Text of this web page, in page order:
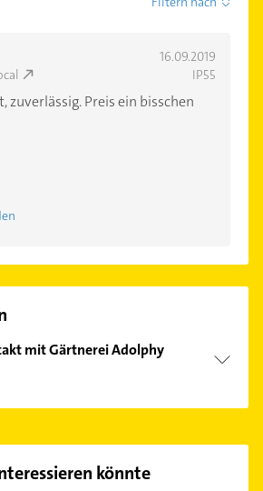
16.09.2019
IP55
zuverlässig. Preis ein bisschen
mit Gärtnerei Adolphy
wie Adresse oder Mail in
. könnte